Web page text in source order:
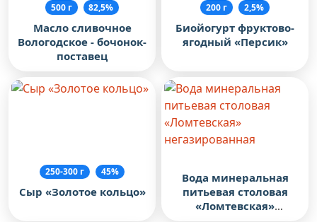
500 г 82,5%
Масло сливочное
Вологодское - бочонок-
поставец
200 г 2,5%
Биойогурт фруктово-
ягодный «Персик»
250-300 г 45%
Сыр «Золотое кольцо»
Вода минеральная
питьевая столовая
«Ломтевская»